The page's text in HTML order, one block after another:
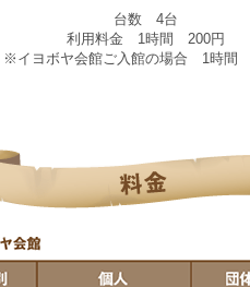
台数 4台
利用料金 1時間 200円
※イヨボヤ会館ご入館の場合 1時間